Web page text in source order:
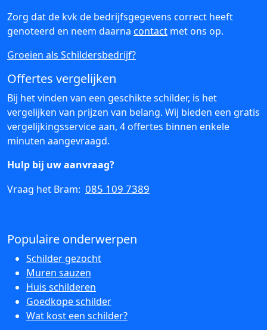
Zorg dat de kvk de bedrijfsgegevens correct heeft
genoteerd en neem daarna contact met ons op.
Groeien als Schildersbedrijf?
Offertes vergelijken
Bij het vinden van een geschikte schilder, is het
vergelijken van prijzen van belang. Wij bieden een gratis
vergelijkingsservice aan, 4 offertes binnen enkele
minuten aangevraagd.
Hulp bij uw aanvraag?
Vraag het Bram: 085 109 7389
Populaire onderwerpen
Schilder gezocht
Muren sauzen
Huis schilderen
Goedkope schilder
Wat kost een schilder?